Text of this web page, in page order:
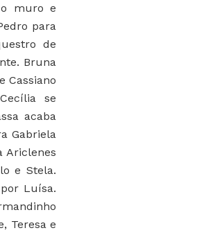
muro e
para
de
Bruna
Cassiano
se
acaba
Gabriela
Ariclenes
e Stela.
Luísa.
Teresa e